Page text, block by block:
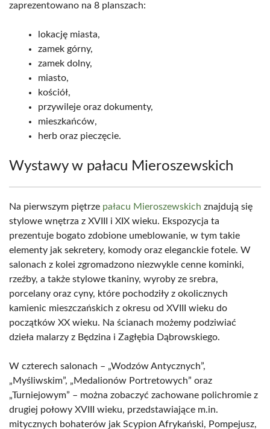
zaprezentowano na 8 planszach:
lokację miasta,
zamek górny,
zamek dolny,
miasto,
kościół,
przywileje oraz dokumenty,
mieszkańców,
herb oraz pieczęcie.
Wystawy w pałacu Mieroszewskich
Na pierwszym piętrze pałacu Mieroszewskich znajdują się
stylowe wnętrza z XVIII i XIX wieku. Ekspozycja ta
prezentuje bogato zdobione umeblowanie, w tym takie
elementy jak sekretery, komody oraz eleganckie fotele. W
salonach z kolei zgromadzono niezwykle cenne kominki,
rzeźby, a także stylowe tkaniny, wyroby ze srebra,
porcelany oraz cyny, które pochodziły z okolicznych
kamienic mieszczańskich z okresu od XVIII wieku do
początków XX wieku. Na ścianach możemy podziwiać
dzieła malarzy z Będzina i Zagłębia Dąbrowskiego.
W czterech salonach – „Wodzów Antycznych”,
„Myśliwskim”, „Medalionów Portretowych” oraz
„Turniejowym” – można zobaczyć zachowane polichromie z
drugiej połowy XVIII wieku, przedstawiające m.in.
mitycznych bohaterów jak Scypion Afrykański, Pompejusz,